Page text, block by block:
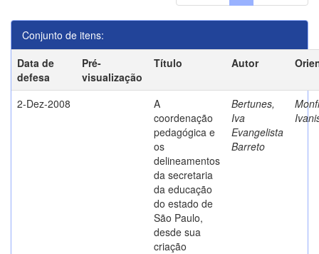
Conjunto de itens:
Data de
defesa
Pré-
visualização
Título Autor
2-Dez-2008
A
coordenação
pedagógica e
os
delineamentos
da secretaria
da educação
do estado de
São Paulo,
desde sua
criação
Bertunes,
Iva
Evangelista
Barreto